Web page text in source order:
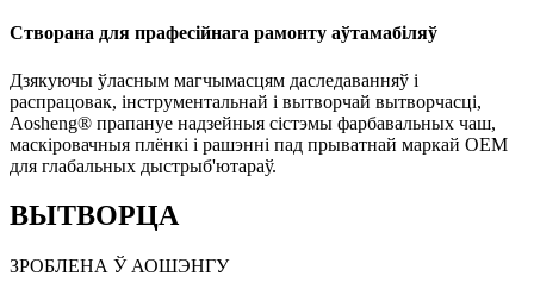
Створана для прафесійнага рамонту аўтамабіляў
Дзякуючы ўласным магчымасцям даследаванняў і
распрацовак, інструментальнай і вытворчай вытворчасці,
Aosheng® прапануе надзейныя сістэмы фарбавальных чаш,
маскіровачныя плёнкі і рашэнні пад прыватнай маркай OEM
для глабальных дыстрыб'ютараў.
ВЫТВОРЦА
ЗРОБЛЕНА Ў АОШЭНГУ